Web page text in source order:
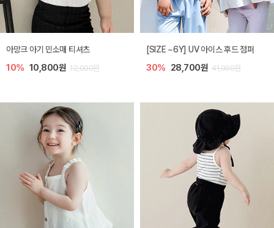
아망크 아기 민소매 티셔츠
10% 10,800원 12,000원
[SIZE ~6Y] UV 아이스 후드 점퍼
30% 28,700원 41,000원